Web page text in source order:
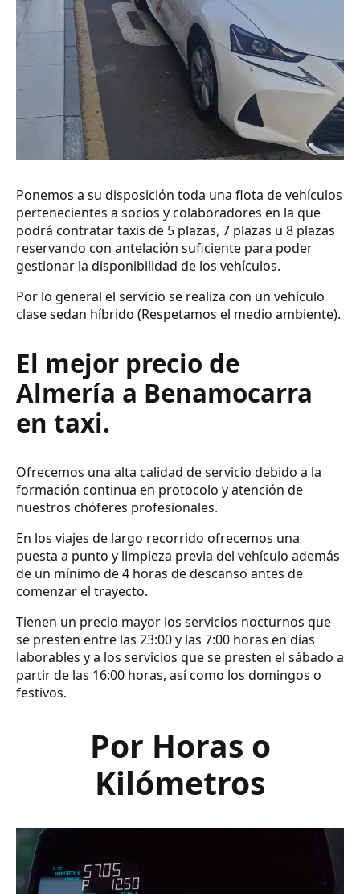
Ponemos a su disposición toda una flota de vehículos
pertenecientes a socios y colaboradores en la que
podrá contratar taxis de 5 plazas, 7 plazas u 8 plazas
reservando con antelación suficiente para poder
gestionar la disponibilidad de los vehículos.
Por lo general el servicio se realiza con un vehículo
clase sedan híbrido (Respetamos el medio ambiente).
El mejor precio de
Almería a Benamocarra
en taxi.
Ofrecemos una alta calidad de servicio debido a la
formación continua en protocolo y atención de
nuestros chóferes profesionales.
En los viajes de largo recorrido ofrecemos una
puesta a punto y limpieza previa del vehículo además
de un mínimo de 4 horas de descanso antes de
comenzar el trayecto.
Tienen un precio mayor los servicios nocturnos que
se presten entre las 23:00 y las 7:00 horas en días
laborables y a los servicios que se presten el sábado a
partir de las 16:00 horas, así como los domingos o
festivos.
Por Horas o
Kilómetros